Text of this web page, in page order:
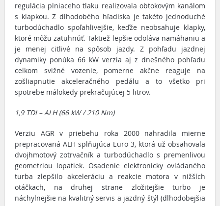
regulácia plniaceho tlaku realizovala obtokovým kanálom
s klapkou. Z dlhodobého hľadiska je takéto jednoduché
turbodúchadlo spoľahlivejšie, keďže neobsahuje klapky,
ktoré môžu zatuhnúť. Taktiež lepšie odoláva namáhaniu a
je menej citlivé na spôsob jazdy. Z pohľadu jazdnej
dynamiky ponúka 66 kW verzia aj z dnešného pohľadu
celkom svižné vozenie, pomerne akčne reaguje na
zošliapnutie akceleračného pedálu a to všetko pri
spotrebe málokedy prekračujúcej 5 litrov.
1,9 TDI – ALH (66 kW / 210 Nm)
Verziu AGR v priebehu roka 2000 nahradila mierne
prepracovaná ALH splňujúca Euro 3, ktorá už obsahovala
dvojhmotový zotrvačník a turbodúchadlo s premenlivou
geometriou lopatiek. Osadenie elektronicky ovládaného
turba zlepšilo akceleráciu a reakcie motora v nižších
otáčkach, na druhej strane zložitejšie turbo je
náchylnejšie na kvalitný servis a jazdný štýl (dlhodobejšia